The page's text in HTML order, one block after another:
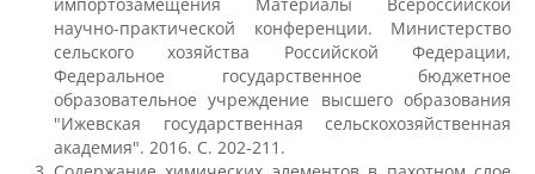
Безопасность
Противодействие коррупции
научно-практической конференции. Министерство
сельского хозяйства Российской Федерации,
Федеральное государственное бюджетное
образовательное учреждение высшего образования
"Ижевская государственная сельскохозяйственная
академия". 2016. С. 202-211.